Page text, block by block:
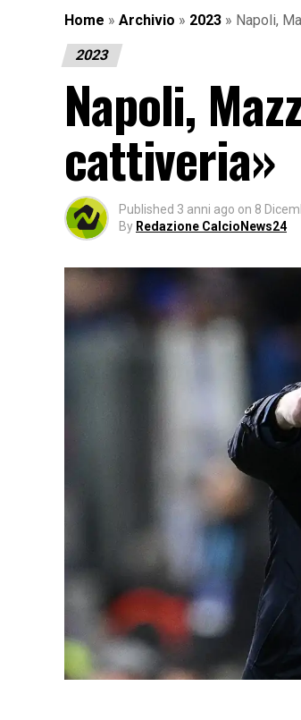
Home » Archivio » 2023 » Napoli,
2023
Napoli,
cattiveria»
Published 3 anni ago on 8
By Redazione CalcioNews24